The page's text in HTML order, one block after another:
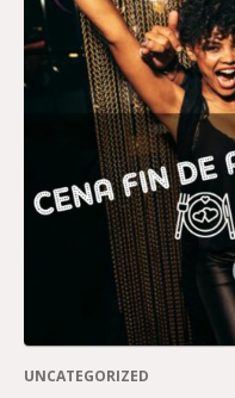
UNCATEGORIZED